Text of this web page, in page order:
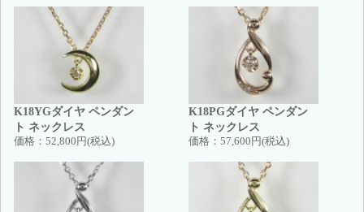
K18YGダイヤ ペンダン
ト ネックレス
価格： 52,800円(税込)
K18PGダイヤ ペンダン
ト ネックレス
価格： 57,600円(税込)